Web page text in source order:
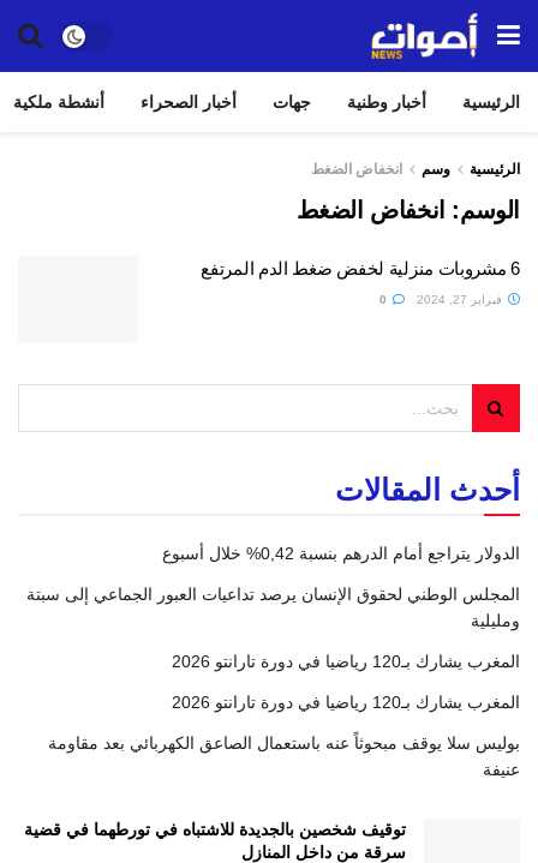
الرئيسية أخبار وطنية جهات أخبار الصحراء أنشطة ملكية
الرئيسية وسم انخفاض الضغط
الوسم: انخفاض الضغط
6 مشروبات منزلية لخفض ضغط الدم المرتفع
فبراير 27, 2024
أحدث المقالات
الدولار يتراجع أمام الدرهم بنسبة 0,42% خلال أسبوع
المجلس الوطني لحقوق الإنسان يرصد تداعيات العبور الجماعي إلى سبتة
ومليلية
المغرب يشارك بـ120 رياضيا في دورة تارانتو 2026
المغرب يشارك بـ120 رياضيا في دورة تارانتو 2026
بوليس سلا يوقف مبحوثاً عنه باستعمال الصاعق الكهربائي بعد مقاومة
عنيفة
توقيف شخصين بالجديدة للاشتباه في تورطهما في قضية
سرقة من داخل المنازل